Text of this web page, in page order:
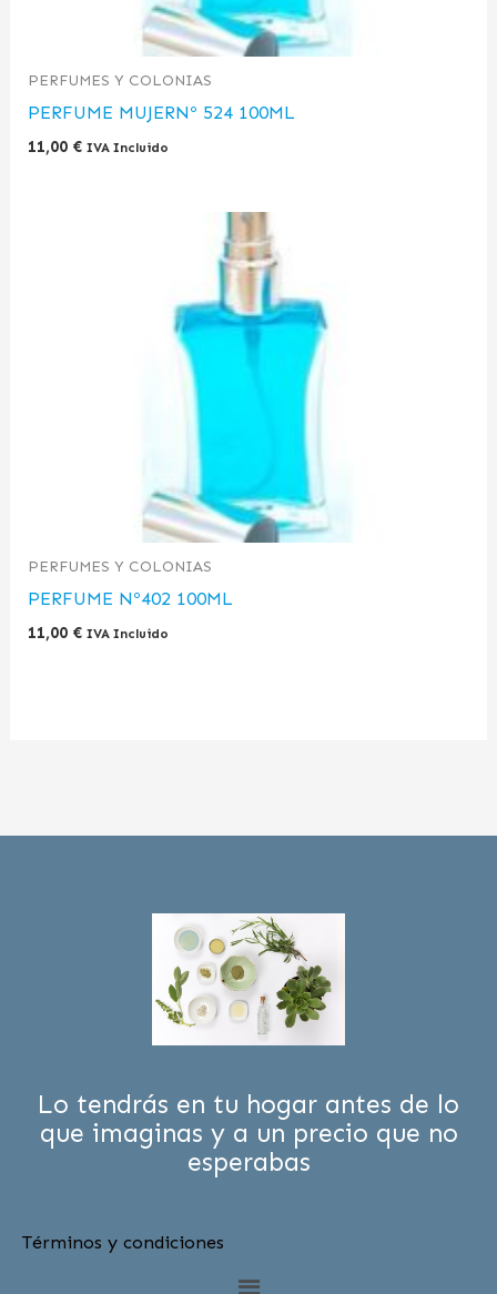
PERFUMES Y COLONIAS
PERFUME MUJERNº 524 100ML
11,00 € IVA Incluido
PERFUMES Y COLONIAS
PERFUME Nº402 100ML
11,00 € IVA Incluido
Lo tendrás en tu hogar antes de lo
que imaginas y a un precio que no
esperabas
Términos y condiciones
Menú